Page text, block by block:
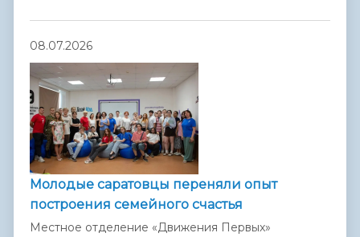
08.07.2026
Молодые саратовцы переняли опыт
построения семейного счастья
Местное отделение «Движения Первых»